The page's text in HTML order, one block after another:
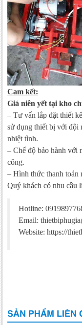
Cam kết:
Giá niên yết tại kho
– Tư vấn lắp đặt thiết
sử dụng thiết bị với đội
nhiệt tình.
– Chế độ bảo hành với
công.
– Hình thức thanh toán
Quý khách có nhu cầu
Hotline:
Email:
Website: https://
SẢN PHẨM LIÊN